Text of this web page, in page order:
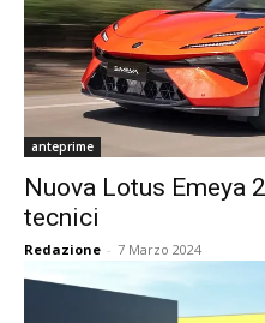
anteprime
Nuova Lotus Emeya
tecnici
Redazione - 7 Marzo 2024